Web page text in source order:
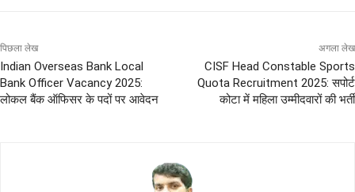
पिछला लेख
Indian Overseas Bank Local
Bank Officer Vacancy 2025:
लोकल बैंक ऑफिसर के पदों पर आवेदन
अगला लेख
CISF Head Constable Sports
Quota Recruitment 2025: सपोर्ट
कोटा में महिला उम्मीदवारों की भर्ती